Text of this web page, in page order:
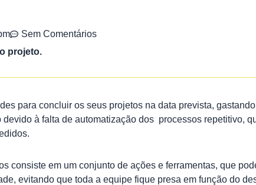
Sem Comentários
projeto.
para concluir os seus projetos na data prevista,
à falta de automatização dos processos repetitivo,
consiste em um conjunto de ações e ferramentas, que
evitando que toda a equipe fique presa em função do